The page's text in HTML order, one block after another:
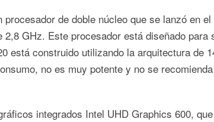
de doble núcleo que se lanzó en
GHz. Este procesador está diseñado
está construido utilizando la arquitectura
no es muy potente y no se
integrados Intel UHD Graphics 600,